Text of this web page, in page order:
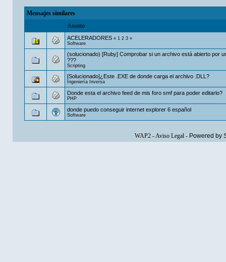
Mensajes similares
Asunto
ACELERADORES«1 2 3»
Software
(solucionado) [Ruby] Comprobar si un archivo está abierto por
???
Scripting
[Solucionado]¿Este .EXE de donde carga el archivo .DLL?
Ingeniería Inversa
Donde esta el archivo feed de mis foro smf para poder editarlo?
PHP
donde puedo conseguir internet explorer 6 español
Software
WAP2-Aviso Legal- Powered by